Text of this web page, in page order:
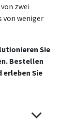
zwei
von weniger
Sie
Bestellen
erleben Sie